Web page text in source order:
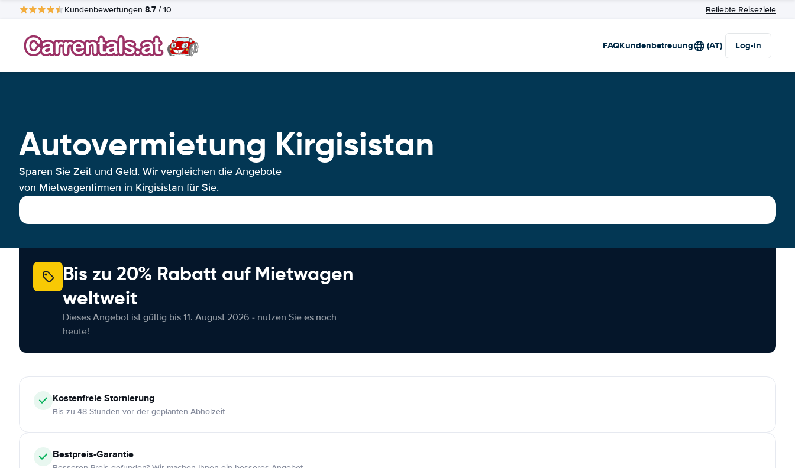
Kundenbewertungen 8.7 / 10 Beliebte Reiseziele
FAQKundenbetreuung (AT) Log-in
Autovermietung Kirgisistan
Sparen Sie Zeit und Geld. Wir vergleichen die Angebote
von Mietwagenfirmen in Kirgisistan für Sie.
Bis zu 20% Rabatt auf Mietwagen
weltweit
Dieses Angebot ist gültig bis 11. August 2026 - nutzen Sie es noch
heute!
KostenfreieStornierung
Bis zu 48 Stunden vor der geplanten Abholzeit
Bestpreis-Garantie